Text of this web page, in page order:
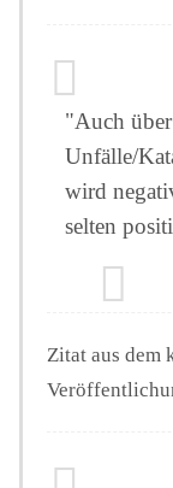
"Auch
Unfälle/
wird
selten
Zitat aus dem